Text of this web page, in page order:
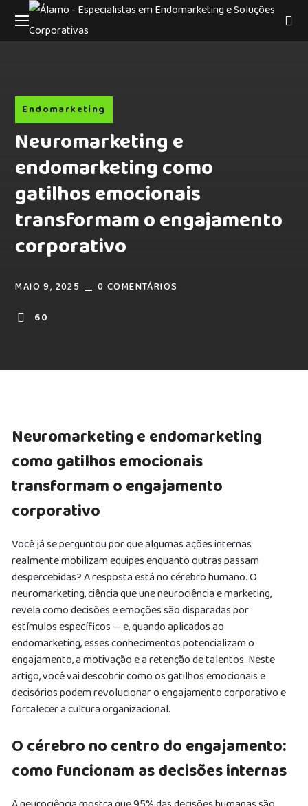
Endomarketing
Neuromarketing e
endomarketing como
gatilhos emocionais
transformam o engajamento
corporativo
MAIO 9, 2025
0 COMENTÁRIOS
60
Neuromarketing e endomarketing
como gatilhos emocionais
transformam o engajamento
corporativo
Você já se perguntou por que algumas ações internas
realmente mobilizam equipes enquanto outras passam
despercebidas? A resposta está no cérebro humano. O
neuromarketing, ciência que une neurociência e marketing,
revela como decisões e emoções são disparadas por
estímulos específicos — e, quando aplicados ao
endomarketing, esses conhecimentos potencializam o
engajamento, a motivação e a retenção de talentos. Neste
artigo, você vai descobrir como os gatilhos emocionais e
decisórios podem revolucionar o engajamento corporativo e
fortalecer a cultura organizacional.
O cérebro no centro do engajamento:
como funcionam as decisões internas